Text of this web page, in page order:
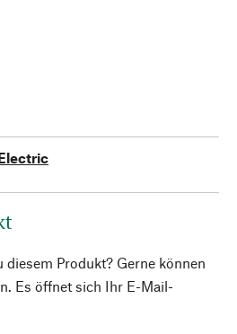
diesem Produkt? Gerne können
Es öffnet sich Ihr E-Mail-